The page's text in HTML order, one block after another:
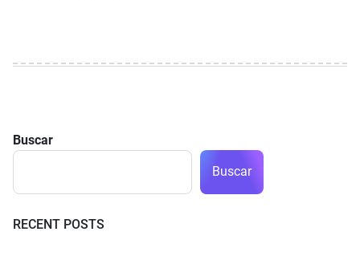
Buscar
Buscar
RECENT POSTS